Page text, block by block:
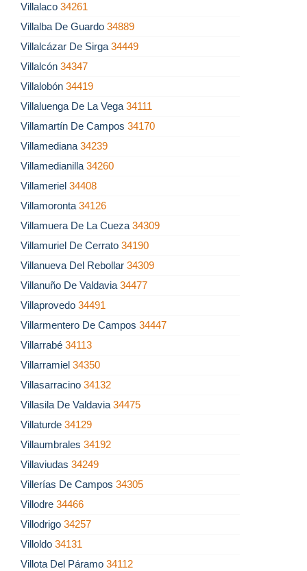
Villalaco 34261
Villalba De Guardo 34889
Villalcázar De Sirga 34449
Villalcón 34347
Villalobón 34419
Villaluenga De La Vega 34111
Villamartín De Campos 34170
Villamediana 34239
Villamedianilla 34260
Villameriel 34408
Villamoronta 34126
Villamuera De La Cueza 34309
Villamuriel De Cerrato 34190
Villanueva Del Rebollar 34309
Villanuño De Valdavia 34477
Villaprovedo 34491
Villarmentero De Campos 34447
Villarrabé 34113
Villarramiel 34350
Villasarracino 34132
Villasila De Valdavia 34475
Villaturde 34129
Villaumbrales 34192
Villaviudas 34249
Villerías De Campos 34305
Villodre 34466
Villodrigo 34257
Villoldo 34131
Villota Del Páramo 34112